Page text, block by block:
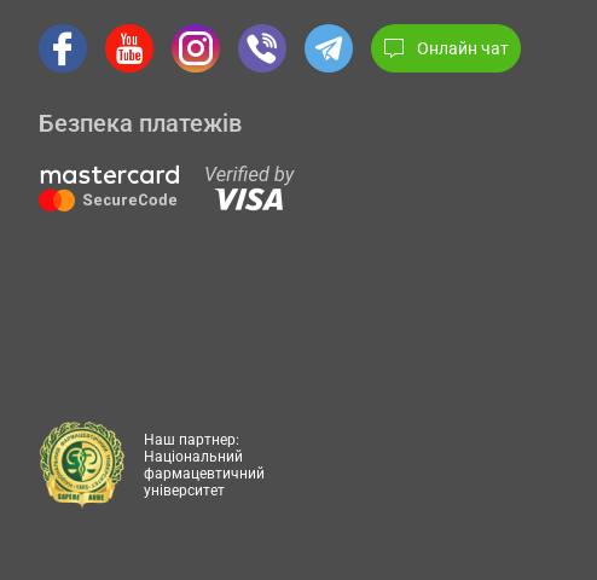
Онлайн чат
Безпека платежів
Наш партнер:
Національний
фармацевтичний
університет